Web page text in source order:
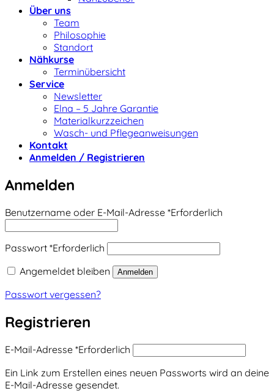
Über uns
Team
Philosophie
Standort
Nähkurse
Terminübersicht
Service
Newsletter
Elna – 5 Jahre Garantie
Materialkurzzeichen
Wasch- und Pflegeanweisungen
Kontakt
Anmelden / Registrieren
Anmelden
Benutzername oder E-Mail-Adresse *Erforderlich
Passwort *Erforderlich
Angemeldet bleiben
Anmelden
Passwort vergessen?
Registrieren
E-Mail-Adresse *Erforderlich
Ein Link zum Erstellen eines neuen Passworts wird an deine
E-Mail-Adresse gesendet.